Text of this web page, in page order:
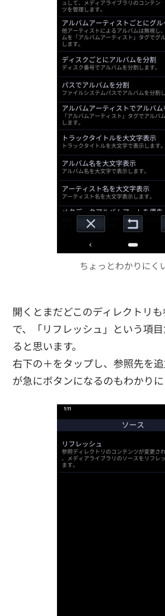
ちょっとわかりにく
開くとまだどこのディレクトリ
で、「リフレッシュ」という項
ると思います。
右下の＋をタップし、参照先を
が急にボタンになるのもわかり